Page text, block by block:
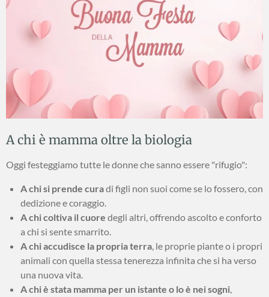
A chi è mamma oltre la biologia
Oggi festeggiamo tutte le donne che sanno essere "rifugio":
A chi si prende curadi figli non suoi come se lo fossero, con
dedizione e coraggio.
A chi coltiva il cuore degli altri, offrendo ascolto e conforto
a chi si sente smarrito.
A chi accudisce la propria terra, le proprie piante o i propri
animali con quella stessa tenerezza infinita che si ha verso
una nuova vita.
A chi è stata mamma per un istante o lo è nei sogni,